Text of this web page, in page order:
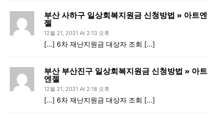
부산 사하구 일상회복지원금 신청방법 » 아트엔
젤
12월 21, 2021 At 2:13 오후
[…] 6차 재난지원금 대상자 조회 […]
부산 부산진구 일상회복지원금 신청방법 » 아트
엔젤
12월 21, 2021 At 2:18 오후
[…] 6차 재난지원금 대상자 조회 […]